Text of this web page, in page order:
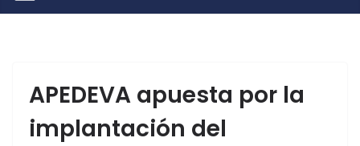
APEDEVA apuesta por la
implantación del